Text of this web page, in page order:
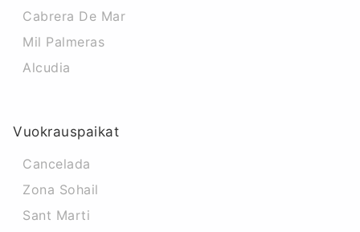
Cabrera De Mar
Mil Palmeras
Alcudia
Vuokrauspaikat
Cancelada
Zona Sohail
Sant Marti